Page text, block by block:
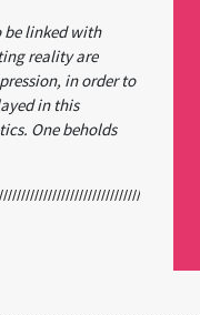
be linked with
reality are
in order to
in this
One beholds